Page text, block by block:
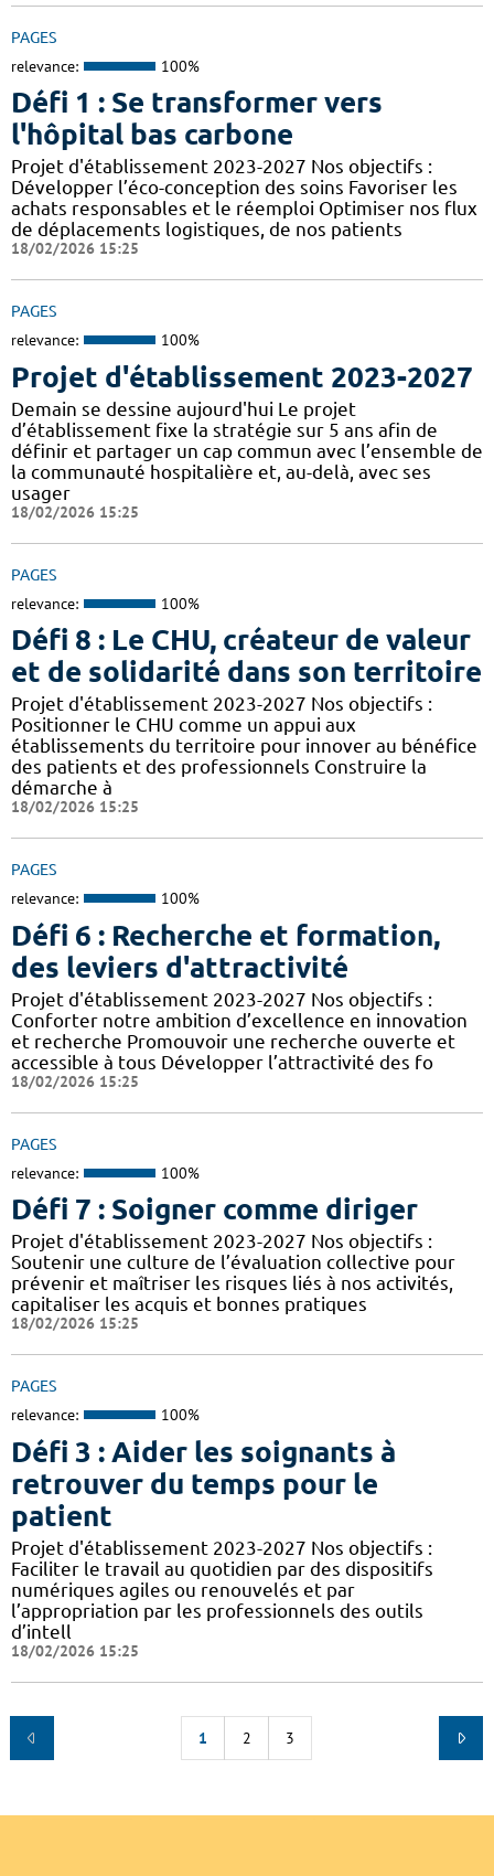
PAGES
relevance: 100%
Défi 1 : Se transformer vers
l'hôpital bas carbone
Projet d'établissement 2023-2027 Nos objectifs :
Développer l’éco-conception des soins Favoriser les
achats responsables et le réemploi Optimiser nos flux
de déplacements logistiques, de nos patients
18/02/2026 15:25
PAGES
relevance: 100%
Projet d'établissement 2023-2027
Demain se dessine aujourd'hui Le projet
d’établissement fixe la stratégie sur 5 ans afin de
définir et partager un cap commun avec l’ensemble de
la communauté hospitalière et, au-delà, avec ses
usager
18/02/2026 15:25
PAGES
relevance: 100%
Défi 8 : Le CHU, créateur de valeur
et de solidarité dans son territoire
Projet d'établissement 2023-2027 Nos objectifs :
Positionner le CHU comme un appui aux
établissements du territoire pour innover au bénéfice
des patients et des professionnels Construire la
démarche à
18/02/2026 15:25
PAGES
relevance: 100%
Défi 6 : Recherche et formation,
des leviers d'attractivité
Projet d'établissement 2023-2027 Nos objectifs :
Conforter notre ambition d’excellence en innovation
et recherche Promouvoir une recherche ouverte et
accessible à tous Développer l’attractivité des fo
18/02/2026 15:25
PAGES
relevance: 100%
Défi 7 : Soigner comme diriger
Projet d'établissement 2023-2027 Nos objectifs :
Soutenir une culture de l’évaluation collective pour
prévenir et maîtriser les risques liés à nos activités,
capitaliser les acquis et bonnes pratiques
18/02/2026 15:25
PAGES
relevance: 100%
Défi 3 : Aider les soignants à
retrouver du temps pour le
patient
Projet d'établissement 2023-2027 Nos objectifs :
Faciliter le travail au quotidien par des dispositifs
numériques agiles ou renouvelés et par
l’appropriation par les professionnels des outils
d’intell
18/02/2026 15:25
1 2 3